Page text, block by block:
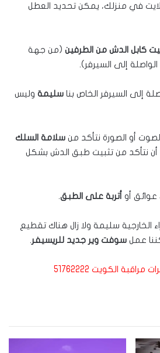
في منزلك، يمكن تحديد العطل
كابل الدش من الطرفين (من جهة
إلى السيرفر).
إلى السيرفر الخاص بنا سليمة وليس
أو الصورة نتأكد من سلامة السلك
أن نتأكد من تثبيت طبق الدش بشكل
عوائق أو أتربة على الطبق.
الخارجية سليمة ولا زال هناك تقطيع
عمل سوفت وير جديد للريسيفر.
الكويت 51762222